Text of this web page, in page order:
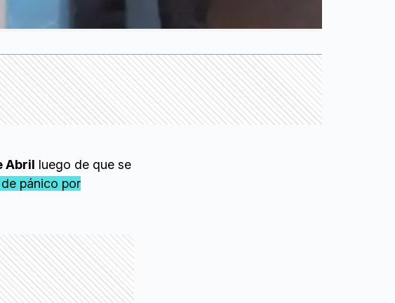
Abril luego de que se
pánico por